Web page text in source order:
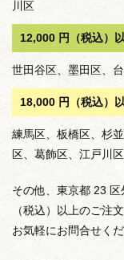
川区
12,000 円（税込）
世田谷区、墨田区、
18,000 円（税込）
練馬区、板橋区、杉
区、葛飾区、江戸川
その他、東京都 23
（税込）以上のご注
お気軽にお問合せくだ